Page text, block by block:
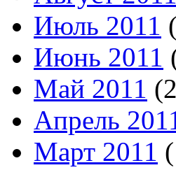
Июль 2011
Июнь 2011
Май 2011
Апрель
Март 2011